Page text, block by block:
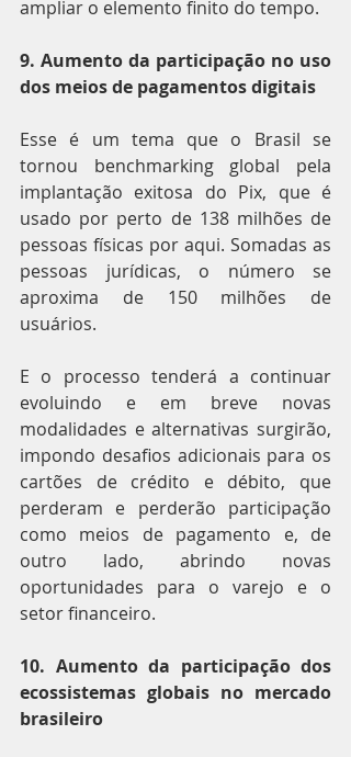
ampliar o elemento finito do tempo.
9. Aumento da participação no uso
dos meios de pagamentos digitais
Esse é um tema que o Brasil se
tornou benchmarking global pela
implantação exitosa do Pix, que é
usado por perto de 138 milhões de
pessoas físicas por aqui. Somadas as
pessoas jurídicas, o número se
aproxima de 150 milhões de
usuários.
E o processo tenderá a continuar
evoluindo e em breve novas
modalidades e alternativas surgirão,
impondo desafios adicionais para os
cartões de crédito e débito, que
perderam e perderão participação
como meios de pagamento e, de
outro lado, abrindo novas
oportunidades para o varejo e o
setor financeiro.
10. Aumento da participação dos
ecossistemas globais no mercado
brasileiro